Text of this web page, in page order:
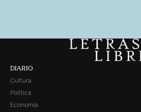
DIARIO
Cultura
Política
Economía